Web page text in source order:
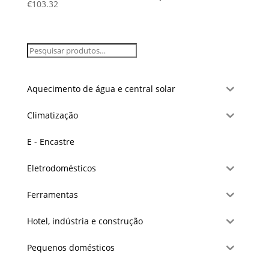
€103.32
Aquecimento de água e central solar
Climatização
E - Encastre
Eletrodomésticos
Ferramentas
Hotel, indústria e construção
Pequenos domésticos